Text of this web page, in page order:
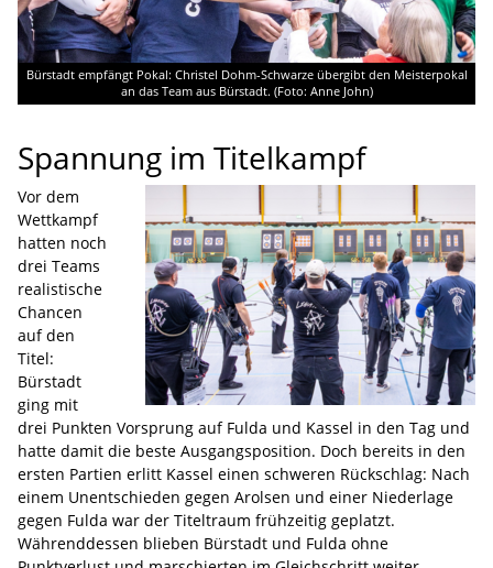
Bürstadt empfängt Pokal: Christel Dohm-Schwarze übergibt den Meisterpokal
an das Team aus Bürstadt. (Foto: Anne John)
Spannung im Titelkampf
Vor dem
Wettkampf
hatten noch
drei Teams
realistische
Chancen
auf den
Titel:
Bürstadt
ging mit
drei Punkten Vorsprung auf Fulda und Kassel in den Tag und
hatte damit die beste Ausgangsposition. Doch bereits in den
ersten Partien erlitt Kassel einen schweren Rückschlag: Nach
einem Unentschieden gegen Arolsen und einer Niederlage
gegen Fulda war der Titeltraum frühzeitig geplatzt.
Währenddessen blieben Bürstadt und Fulda ohne